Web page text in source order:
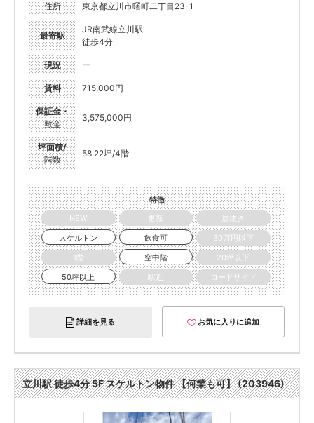
住所 東京都立川市曙町二丁目23-1
最寄駅
JR南武線立川駅
徒歩4分
現況 ー
賃料 715,000円
保証金・
敷金
3,575,000円
坪面積/
階数
58.22坪/4階
特徴
NEW
更新
居抜き
スケルトン
飲食可
30万円以下
1階
空中階
20坪以下
50坪以上
駅近 ロードサイド
詳細を見る お気に入りに追加
立川駅 徒歩4分 5F スケルトン物件 【何業も可】 (203946)